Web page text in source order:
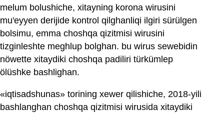
melum bolushiche, xitayning korona wirusini
mu'eyyen derijide kontrol qilghanliqi ilgiri sürülgen
bolsimu, emma choshqa qizitmisi wirusini
tizginleshte meghlup bolghan. bu wirus sewebidin
nöwette xitaydiki choshqa padiliri türkümlep
ölüshke bashlighan.
«iqtisadshunas» torining xewer qilishiche, 2018-yili
bashlanghan choshqa qizitmisi wirusida xitaydiki